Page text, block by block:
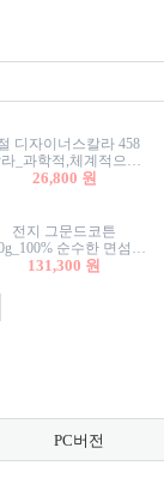
디자이너스칼라 458
_과학적,체계적으로
류된 200색을 갖춘 색지
26,800 원
전지 그문드코튼
순수한 면섬유
만든 친환경프리미엄
131,300 원
PC버전